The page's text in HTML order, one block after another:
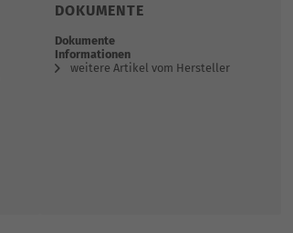
DOKUMENTE
Dokumente
Informationen
weitere Artikel vom Hersteller